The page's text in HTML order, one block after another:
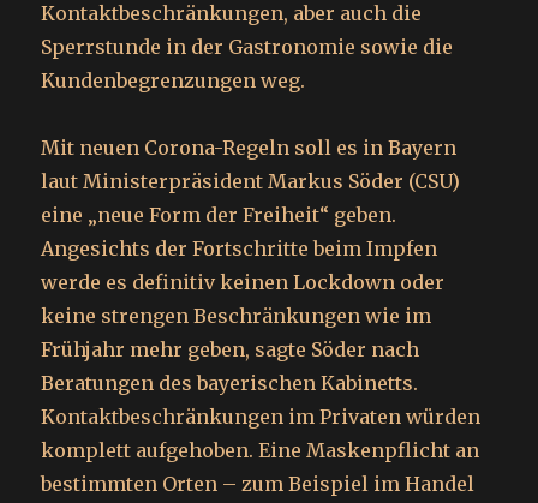
Kontaktbeschränkungen, aber auch die
Sperrstunde in der Gastronomie sowie die
Kundenbegrenzungen weg.
Mit neuen Corona-Regeln soll es in Bayern
laut Ministerpräsident Markus Söder (CSU)
eine „neue Form der Freiheit“ geben.
Angesichts der Fortschritte beim Impfen
werde es definitiv keinen Lockdown oder
keine strengen Beschränkungen wie im
Frühjahr mehr geben, sagte Söder nach
Beratungen des bayerischen Kabinetts.
Kontaktbeschränkungen im Privaten würden
komplett aufgehoben. Eine Maskenpflicht an
bestimmten Orten – zum Beispiel im Handel